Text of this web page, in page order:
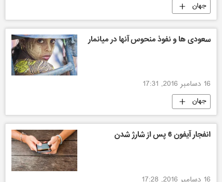
جهان
سعودی ها و نفوذ منحوس آنها در میانمار
16 دسامبر 2016, 17:31
جهان
انفجار آیفون 6 پس از شارژ شدن